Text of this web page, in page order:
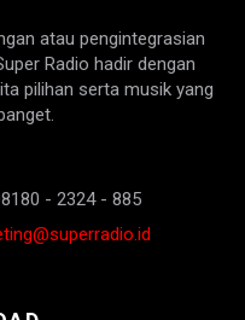
atau pengintegrasian
Radio hadir dengan
pilihan serta musik yang
- 2324 - 885